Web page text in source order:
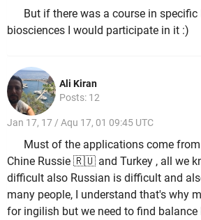
But if there was a course in
biosciences I would participate in it :)
Ali Kiran
Posts: 12
Jan 17, 17 / Aqu 17, 01 09:45 UTC
Must of the applications come
Chine Russie 🇷🇺 and Turkey , all we
difficult also Russian is difficult and
many people, I understand that's why
for ingilish but we need to find